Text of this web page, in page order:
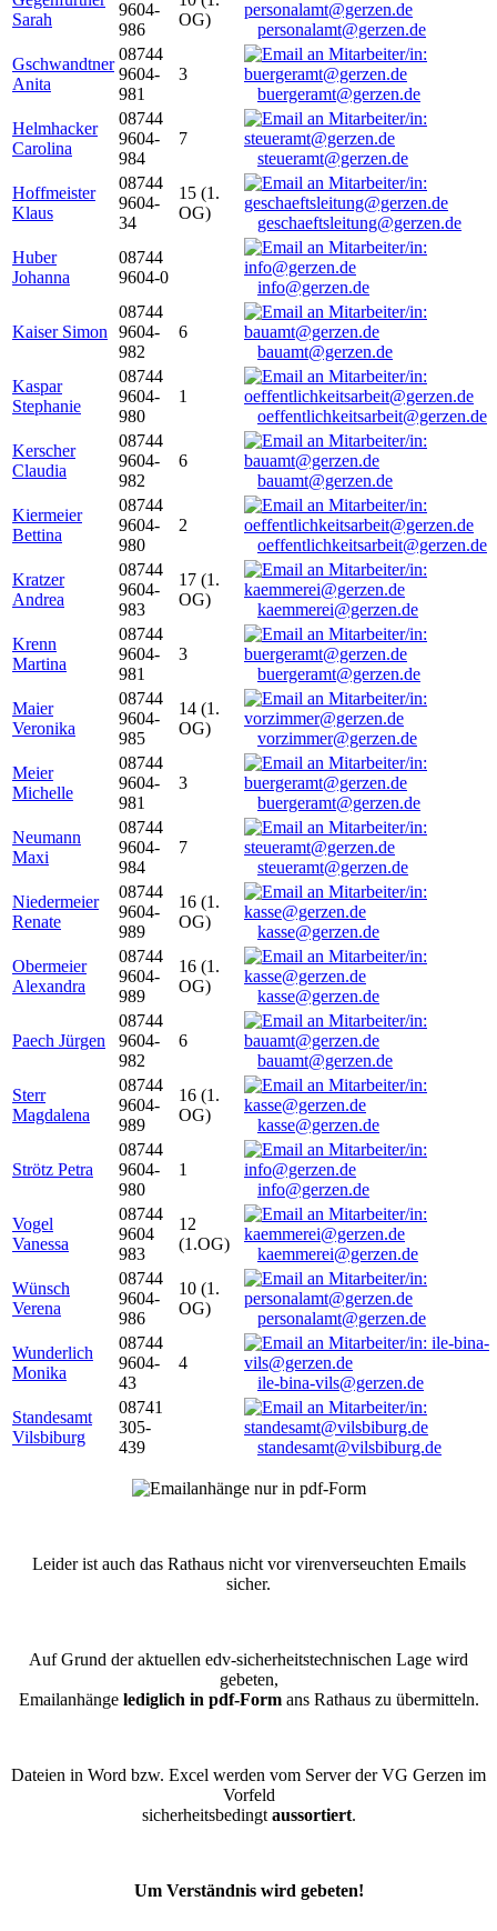
Sarah
9604-
986
OG)
personalamt@gerzen.de
Gschwandtner
Anita
08744
9604-
981
3
buergeramt@gerzen.de
Helmhacker
Carolina
08744
9604-
984
7
steueramt@gerzen.de
Hoffmeister
Klaus
08744
9604-
34
15 (1.
OG)
geschaeftsleitung@gerzen.de
Huber
Johanna
08744
9604-0
info@gerzen.de
Kaiser Simon
08744
9604-
982
6
bauamt@gerzen.de
Kaspar
Stephanie
08744
9604-
980
1
oeffentlichkeitsarbeit@gerzen.de
Kerscher
Claudia
08744
9604-
982
6
bauamt@gerzen.de
Kiermeier
Bettina
08744
9604-
980
2
oeffentlichkeitsarbeit@gerzen.de
Kratzer
Andrea
08744
9604-
983
17 (1.
OG)
kaemmerei@gerzen.de
Krenn
Martina
08744
9604-
981
3
buergeramt@gerzen.de
Maier
Veronika
08744
9604-
985
14 (1.
OG)
vorzimmer@gerzen.de
Meier
Michelle
08744
9604-
981
3
buergeramt@gerzen.de
Neumann
Maxi
08744
9604-
984
7
steueramt@gerzen.de
Niedermeier
Renate
08744
9604-
989
16 (1.
OG)
kasse@gerzen.de
Obermeier
Alexandra
08744
9604-
989
16 (1.
OG)
kasse@gerzen.de
Paech Jürgen
08744
9604-
982
6
bauamt@gerzen.de
Sterr
Magdalena
08744
9604-
989
16 (1.
OG)
kasse@gerzen.de
Strötz Petra
08744
9604-
980
1
info@gerzen.de
Vogel
Vanessa
08744
9604
983
12
(1.OG)
kaemmerei@gerzen.de
Wünsch
Verena
08744
9604-
986
10 (1.
OG)
personalamt@gerzen.de
Wunderlich
Monika
08744
9604-
43
4
ile-bina-vils@gerzen.de
Standesamt
Vilsbiburg
08741
305-
439
standesamt@vilsbiburg.de
Leider ist auch das Rathaus nicht vor virenverseuchten Emails
sicher.
Auf Grund der aktuellen edv-sicherheitstechnischen Lage wird
gebeten,
Emailanhänge lediglich in pdf-Formans Rathaus zu übermitteln.
Dateien in Word bzw. Excel werden vom Server der VG Gerzen im
Vorfeld
sicherheitsbedingt aussortiert.
Um Verständnis wird gebeten!